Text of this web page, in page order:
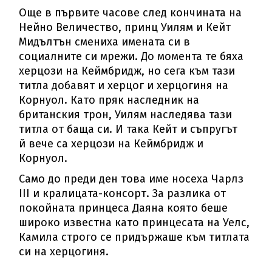
Още в първите часове след кончината на
Нейно Величество, принц Уилям и Кейт
Мидълтън смениха имената си в
социалните си мрежи. До момента те бяха
херцози на Кеймбридж, но сега към тази
титла добавят и херцог и херцогиня на
Корнуол. Като пряк наследник на
британския трон, Уилям наследява тази
титла от баща си. И така Кейт и съпругът
й вече са херцози на Кеймбридж и
Корнуол.
Само до преди ден това име носеха Чарлз
III и кралицата-консорт. За разлика от
покойната принцеса Даяна която беше
широко известна като принцесата на Уелс,
Камила строго се придържаше към титлата
си на херцогиня.